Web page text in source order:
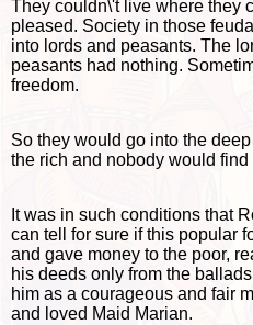
They couldn\'t live where they
pleased. Society in those
into lords and peasants. The
peasants had nothing.
freedom.
So they would go into the
the rich and nobody would find
It was in such conditions that
can tell for sure if this popular
and gave money to the poor,
his deeds only from the
him as a courageous and fair
and loved Maid Marian.